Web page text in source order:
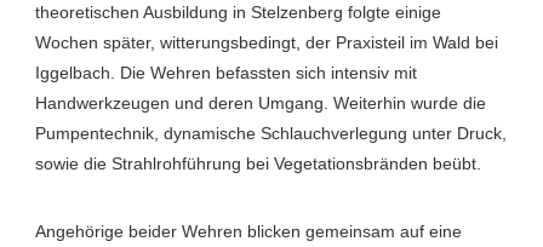
theoretischen Ausbildung in Stelzenberg folgte einige
Wochen später, witterungsbedingt, der Praxisteil im Wald bei
Iggelbach. Die Wehren befassten sich intensiv mit
Handwerkzeugen und deren Umgang. Weiterhin wurde die
Pumpentechnik, dynamische Schlauchverlegung unter Druck,
sowie die Strahlrohführung bei Vegetationsbränden beübt.
Angehörige beider Wehren blicken gemeinsam auf eine